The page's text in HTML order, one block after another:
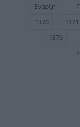
Έναρξη
1370
1371
1376